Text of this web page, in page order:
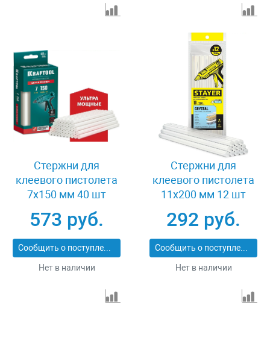
Стержни для
клеевого пистолета
7x150 мм 40 шт
Kraftool 06837-40
573 руб.
Сообщить о поступлении
Нет в наличии
Стержни для
клеевого пистолета
11х200 мм 12 шт
Stayer 0682-12
292 руб.
Сообщить о поступлении
Нет в наличии